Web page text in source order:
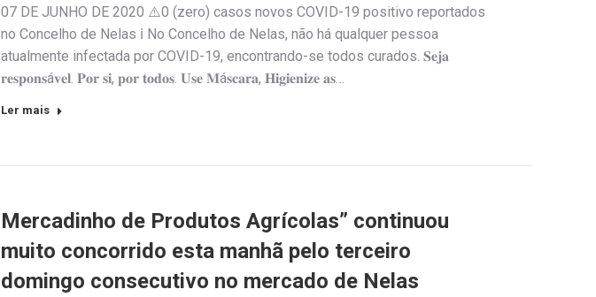
07 DE JUNHO DE 2020 ⚠️0 (zero) casos novos COVID-19 positivo reportados
no Concelho de Nelas ℹ️ No Concelho de Nelas, não há qualquer pessoa
atualmente infectada por COVID-19, encontrando-se todos curados. 𝐒𝐞𝐣𝐚
𝐫𝐞𝐬𝐩𝐨𝐧𝐬á𝐯𝐞𝐥. 𝐏𝐨𝐫 𝐬𝐢, 𝐩𝐨𝐫 𝐭𝐨𝐝𝐨𝐬. 𝐔𝐬𝐞 𝐌á𝐬𝐜𝐚𝐫𝐚, 𝐇𝐢𝐠𝐢𝐞𝐧𝐢𝐳𝐞 𝐚𝐬…
Ler mais
Mercadinho de Produtos Agrícolas” continuou
muito concorrido esta manhã pelo terceiro
domingo consecutivo no mercado de Nelas